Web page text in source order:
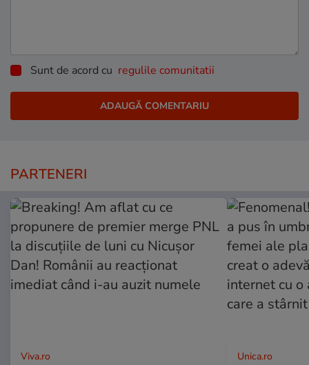
Sunt de acord cu regulile comunitatii
PARTENERI
Viva.ro Unica.ro